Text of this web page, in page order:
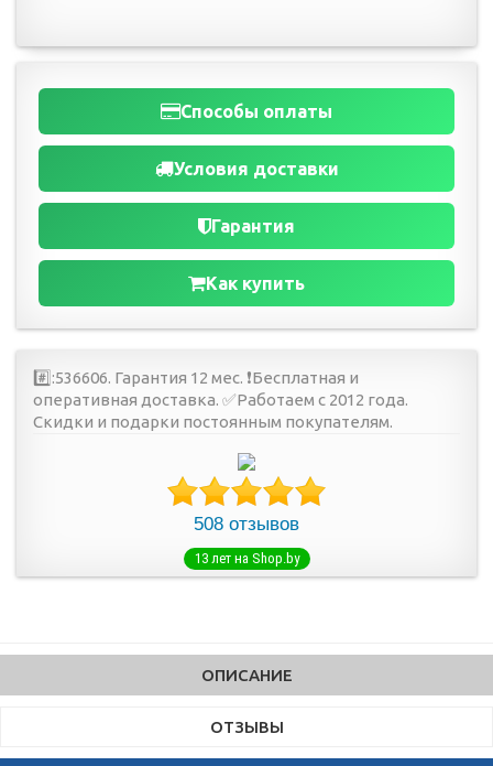
Способы оплаты
Условия доставки
Гарантия
Как купить
#️⃣:536606. Гарантия 12 мес. ❗️Бесплатная и
оперативная доставка. ✅Работаем с 2012 года.
Скидки и подарки постоянным покупателям.
508 отзывов
13 лет на Shop.by
ОПИСАНИЕ
ОТЗЫВЫ